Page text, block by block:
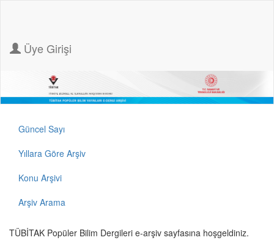
Üye Girişi
Güncel Sayı
Yıllara Göre Arşiv
Konu Arşivi
Arşiv Arama
TÜBİTAK Popüler Bilim Dergileri e-arşiv sayfasına hoşgeldiniz.